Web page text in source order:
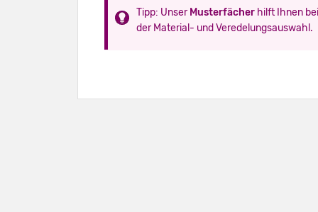
Tipp: Unser Musterfächer hilft Ihnen bei
der Material- und Veredelungsauswahl.